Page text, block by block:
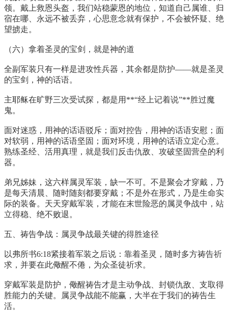
领。戴上救恩头盔，我们站稳蒙恩的地位，知道自己属谁、归
宿在哪、永远不被丢弃，心思意念就有保护，不会被怀疑、绝
望掳走。
（六）拿着圣灵的宝剑，就是神的道
全副军装只有一样是进攻性兵器，其余都是防护——就是圣灵
的宝剑，神的话语。
主耶稣在旷野三次受试探，都是用**“经上记着说”**胜过魔
鬼。
面对迷惑，用神的话语驳斥；面对控告，用神的话语安慰；面
对软弱，用神的话语坚固；面对环境，用神的话语立定心意。
熟练圣经、活用真理，就是我们反击仇敌、攻破坚固营垒的利
器。
弟兄姊妹，这六样属灵军装，缺一不可。不是聚会才穿戴，乃
是每天清晨、随时随刻都要穿戴；不是外在形式，乃是生命实
际的装备。天天穿戴军装，才能在末世险恶的属灵争战中，站
立得稳、绝不败退。
五、祷告争战：属灵争战最关键的得胜途径
以弗所书6:18紧接着军装之后说：靠着圣灵，随时多方祷告祈
求，并要在此儆醒不倦，为众圣徒祈求。
穿戴军装是防护，儆醒祷告才是主动争战、封锁仇敌、支取得
胜能力的关键。属灵争战能不能赢，大半在于我们的祷告生
活。